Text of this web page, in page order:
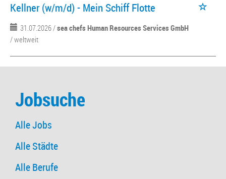
Kellner (w/m/d) - Mein Schiff Flotte
31.07.2026 /sea chefs Human Resources Services GmbH
/ weltweit
Jobsuche
Alle Jobs
Alle Städte
Alle Berufe